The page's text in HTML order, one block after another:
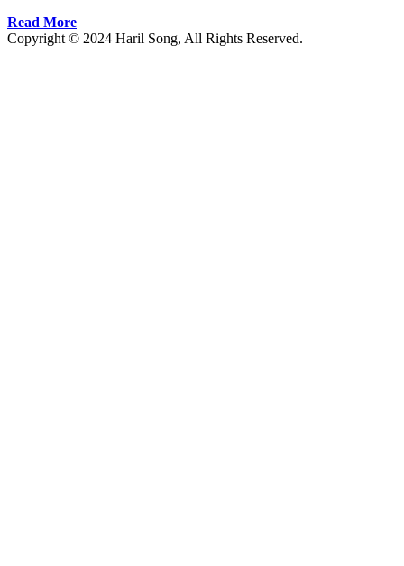
Read More
Copyright © 2024 Haril Song, All Rights Reserved.